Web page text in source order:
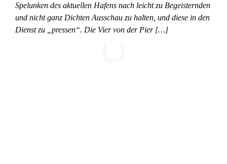
Spelunken des aktuellen Hafens nach leicht zu Begeisternden
und nicht ganz Dichten Ausschau zu halten, und diese in den
Dienst zu „pressen“. Die Vier von der Pier […]